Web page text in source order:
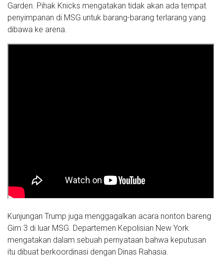
Garden. Pihak Knicks mengatakan tidak akan ada tempat
penyimpanan di MSG untuk barang-barang terlarang yang
dibawa ke arena.
Kunjungan Trump juga menggagalkan acara nonton bareng
Gim 3 di luar MSG. Departemen Kepolisian New York
mengatakan dalam sebuah pernyataan bahwa keputusan
itu dibuat berkoordinasi dengan Dinas Rahasia.